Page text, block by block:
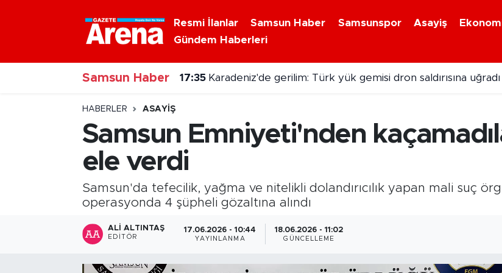
Resmi İlanlar Samsun Haber Samsunspor Asayiş
Gündem Haberleri
Samsun Haber 17:35 Karadeniz'de gerilim: Türk yük gemisi dron saldırısına uğradı
HABERLER ASAYIŞ
Samsun Emniyeti'nden
ele verdi
Samsun'da tefecilik, yağma ve nitelikli dolandırıcılık yapan mali suç
operasyonda 4 şüpheli gözaltına alındı
ALI ALTINTAŞ
EDITÖR
17.06.2026 - 10:44
YAYINLANMA
18.06.2026 - 11:02
GÜNCELLEME
Nöbetçi Eczaneler
Hava Durumu
Samsun Namaz Vakitleri
Trafik Durumu
Süper Lig Puan Durumu ve Fikstür
Tüm Manşetler
Son Dakika Haberleri
Haber Arşivi